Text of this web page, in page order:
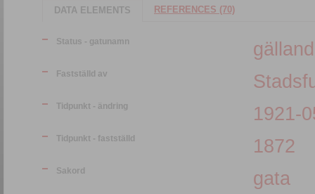
DATA ELEMENTS
REFERENCES (70)
Status - gatunamn
Fastställd av
Tidpunkt - ändring 1921-
Tidpunkt - fastställd 1872
Sakord gata